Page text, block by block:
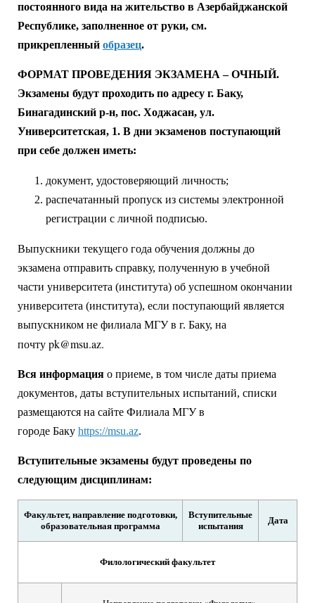
постоянного вида на жительство в Азербайджанской
Республике, заполненное от руки, см.
прикрепленный образец.
ФОРМАТ ПРОВЕДЕНИЯ ЭКЗАМЕНА – ОЧНЫЙ.
Экзамены будут проходить по адресу г. Баку,
Бинагадинский р-н, пос. Ходжасан, ул.
Университетская, 1. В дни экзаменов поступающий
при себе должен иметь:
документ, удостоверяющий личность;
распечатанный пропуск из системы электронной
регистрации с личной подписью.
Выпускники текущего года обучения должны до
экзамена отправить справку, полученную в учебной
части университета (института) об успешном окончании
университета (института), если поступающий является
выпускником не филиала МГУ в г. Баку, на
почту pk@msu.az.
Вся информация о приеме, в том числе даты приема
документов, даты вступительных испытаний, списки
размещаются на сайте Филиала МГУ в
городе Баку https://msu.az.
Вступительные экзамены будут проведены по
следующим дисциплинам:
Факультет, направление подготовки,
образовательная программа
Вступительные
испытания
Дата
Филологический факультет